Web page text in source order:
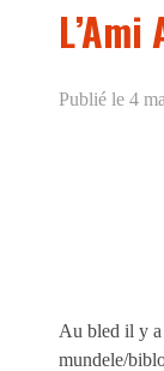
Publié le 4
Au bled il y
mundele/